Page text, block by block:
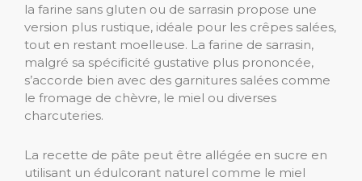
la farine sans gluten ou de sarrasin propose une
version plus rustique, idéale pour les crêpes salées,
tout en restant moelleuse. La farine de sarrasin,
malgré sa spécificité gustative plus prononcée,
s’accorde bien avec des garnitures salées comme
le fromage de chèvre, le miel ou diverses
charcuteries.
La recette de pâte peut être allégée en sucre en
utilisant un édulcorant naturel comme le miel